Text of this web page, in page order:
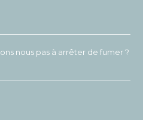
nous pas à arrêter de fumer ?